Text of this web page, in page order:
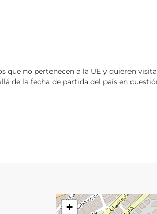
que no pertenecen a la UE y quieren
de la fecha de partida del país en
+